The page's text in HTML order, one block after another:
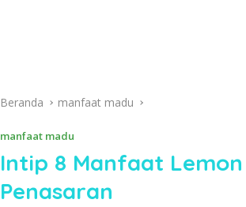
Beranda manfaat madu
manfaat madu
Intip 8 Manfaat
Penasaran